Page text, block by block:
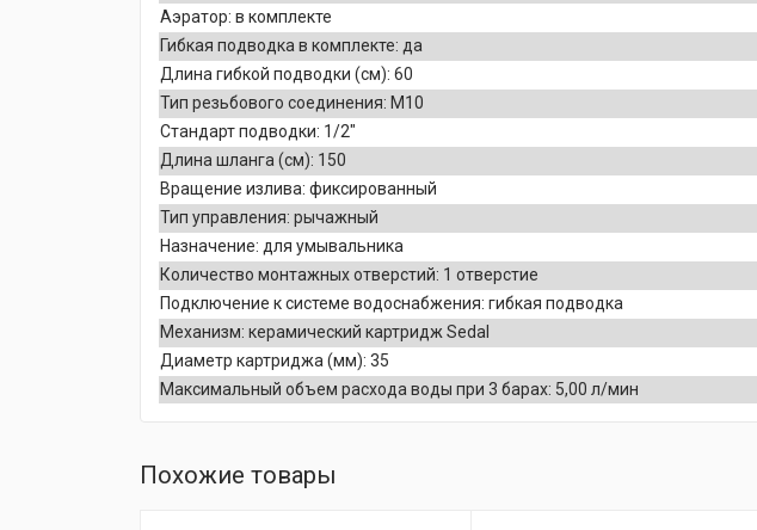
Аэратор: в комплекте
Гибкая подводка в комплекте: да
Длина гибкой подводки (см): 60
Тип резьбового соединения: M10
Стандарт подводки: 1/2″
Длина шланга (см): 150
Вращение излива: фиксированный
Тип управления: рычажный
Назначение: для умывальника
Количество монтажных отверстий: 1 отверстие
Подключение к системе водоснабжения: гибкая подводка
Механизм: керамический картридж Sedal
Диаметр картриджа (мм): 35
Максимальный объем расхода воды при 3 барах: 5,00 л/мин
Похожие товары